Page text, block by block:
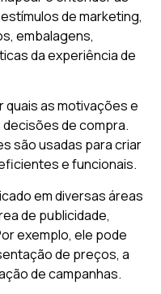
de marketing,
embalagens,
da experiência de
quais as motivações e
de compra.
são usadas para criar
e funcionais.
em diversas áreas
de publicidade,
exemplo, ele pode
de preços, a
de campanhas.